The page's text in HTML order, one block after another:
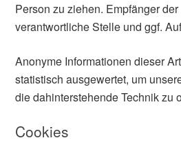
Person zu ziehen. Empfänger
verantwortliche Stelle und ggf.
Anonyme Informationen dieser
statistisch ausgewertet, um
die dahinterstehende Technik zu
Cookies